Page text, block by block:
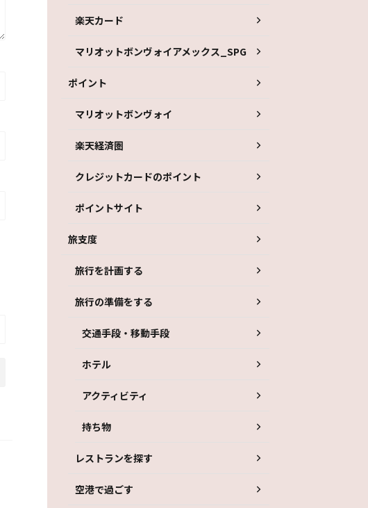
楽天カード
マリオットボンヴォイアメックス_SPG
ポイント
マリオットボンヴォイ
楽天経済圏
クレジットカードのポイント
ポイントサイト
旅支度
旅行を計画する
旅行の準備をする
交通手段・移動手段
ホテル
アクティビティ
持ち物
レストランを探す
空港で過ごす